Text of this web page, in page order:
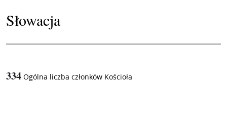
Słowacja
334 Ogólna liczba członków Kościoła